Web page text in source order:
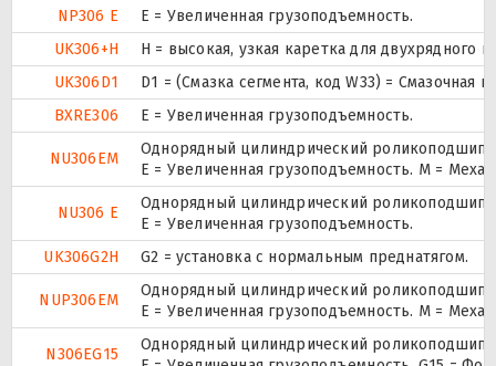
NP306 E
Е = Увеличенная грузоподъемность.
UK306+H
H = высокая, узкая каретка для
UK306D1
D1 = (Смазка сегмента, код W33) =
BXRE306
Е = Увеличенная грузоподъемность.
NU306EM
Однорядный цилиндрический
E = Увеличенная грузоподъемность. М =
NU306 E
Однорядный цилиндрический
Е = Увеличенная грузоподъемность.
UK306G2H
G2 = установка с нормальным преднатягом.
NUP306EM
Однорядный цилиндрический
E = Увеличенная грузоподъемность. М =
N306EG15
Однорядный цилиндрический